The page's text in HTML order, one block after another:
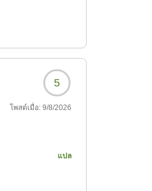
5
โพสต์เมื่อ: 9/8/2026
แปล